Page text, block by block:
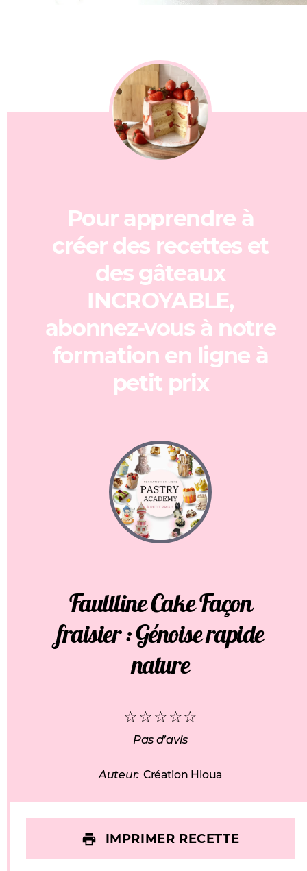
Pour apprendre à
créer des recettes et
des gâteaux
INCROYABLE,
abonnez-vous à notre
formation en ligne à
petit prix
Faultline Cake Façon
fraisier : Génoise rapide
nature
☆
☆
☆
☆
☆
Pas d’avis
Auteur: Création Hloua
IMPRIMER RECETTE